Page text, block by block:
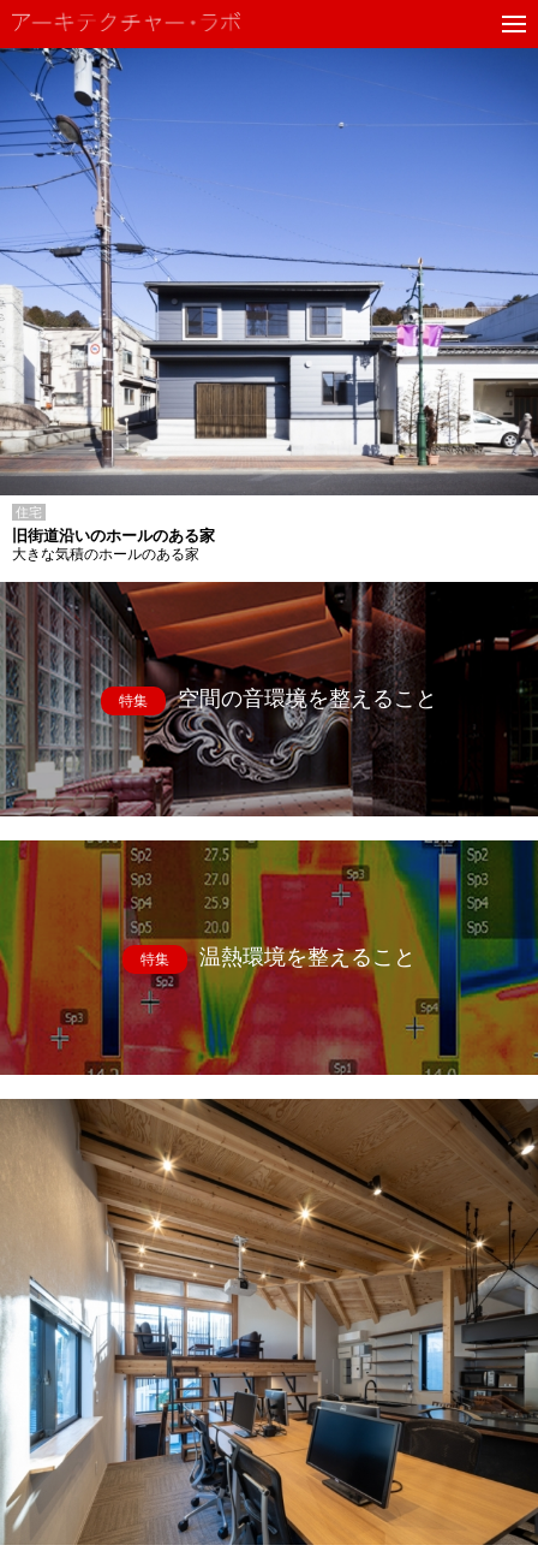
住宅
旧街道沿いのホールのある家
大きな気積のホールのある家
特集 空間の音環境を整えること
特集 温熱環境を整えること